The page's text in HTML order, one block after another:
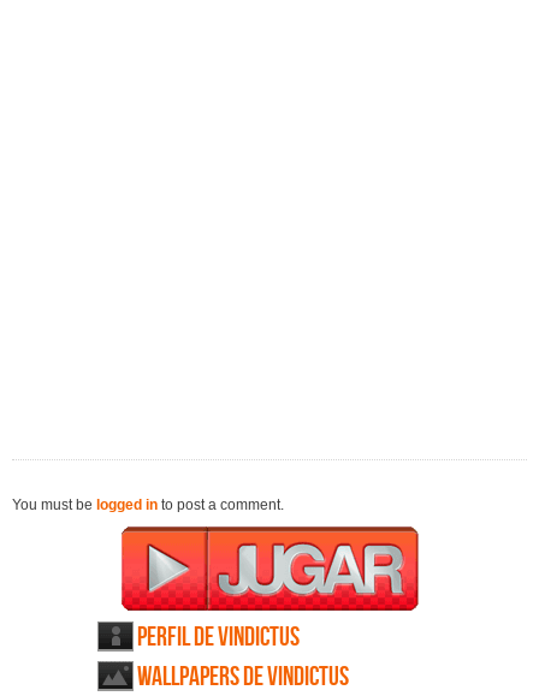
You must be logged in to post a comment.
Perfil de Vindictus
Wallpapers de Vindictus